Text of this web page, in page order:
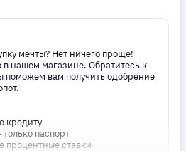
мечты? Нет ничего проще!
нашем магазине. Обратитесь к
вам получить одобрение
кредиту
паспорт
процентные ставки